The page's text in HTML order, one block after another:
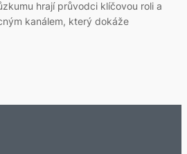
hrají průvodci klíčovou roli a
kanálem, který dokáže